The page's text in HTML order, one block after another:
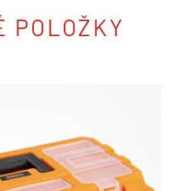
POLOŽKY